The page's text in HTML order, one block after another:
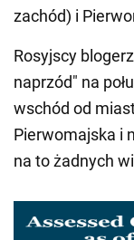
zachód) i
Rosyjscy
naprzód" na
wschód od
Pierwomajska i
na to żadnych